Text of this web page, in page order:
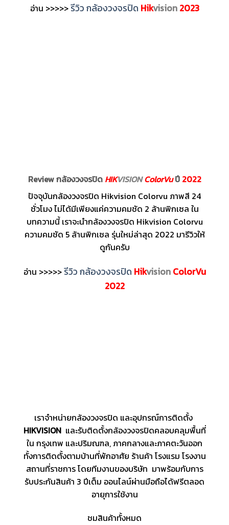
อ่าน >>>>>รีวิว กล้องวงจรปิด Hikvision 2023
Review กล้องวงจรปิด HIKVISIONColorVuปี 2022
ปัจจุบันกล้องวงจรปิด Hikvision Colorvu ภาพสี 24
ชั่วโมง ไม่ได้มีเพียงแค่ความคมชัด 2 ล้านพิกเซล ใน
บทความนี้ เราจะนำกล้องวงจรปิด Hikvision Colorvu
ความคมชัด 5 ล้านพิกเซล รุ่นใหม่ล่าสุด 2022 มารีวิวให้
ดูกันครับ
อ่าน >>>>>รีวิว กล้องวงจรปิด Hikvision ColorVu
2022
เราจำหน่ายกล้องวงจรปิด และอุปกรณ์การติดตั้ง
HIKVISIONและรับติดตั้งกล้องวงจรปิดคลอบคลุมพื้นที่
ใน กรุงเทพ และปริมณฑล, ภาคกลางและภาคตะวันออก
ทั้งการติดตั้งตามบ้านที่พักอาศัย ร้านค้า โรงแรม โรงงาน
สถานที่ราชการ โดยทีมงานของบริษัท มาพร้อมกับการ
รับประกันสินค้า 3 ปีเต็ม ออนไลน์ผ่านมือถือได้ฟรีตลอด
อายุการใช้งาน
ชมสินค้าทั้งหมด